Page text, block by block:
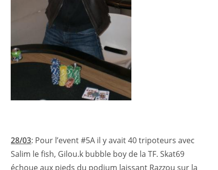
28/03: Pour l’event #5A il y avait 40 tripoteurs avec
Salim le fish, Gilou.k bubble boy de la TF. Skat69
échoue aux pieds du podium laissant Razzou sur la